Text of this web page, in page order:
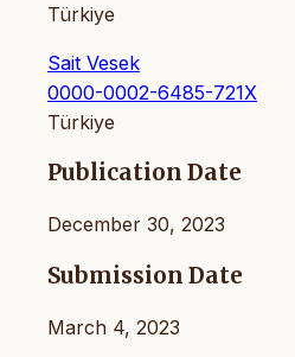
Türkiye
Sait Vesek
0000-0002-6485-721X
Türkiye
Publication Date
December 30, 2023
Submission Date
March 4, 2023